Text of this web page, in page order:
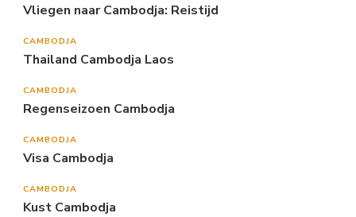
Vliegen naar Cambodja: Reistijd
CAMBODJA
Thailand Cambodja Laos
CAMBODJA
Regenseizoen Cambodja
CAMBODJA
Visa Cambodja
CAMBODJA
Kust Cambodja